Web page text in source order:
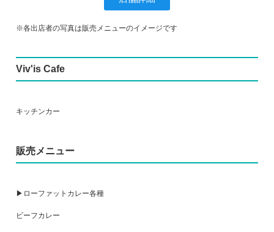
※各出店者の写真は販売メニューのイメージです
Viv'is Cafe
キッチンカー
販売メニュー
▶ローファットカレー各種
ビーフカレー